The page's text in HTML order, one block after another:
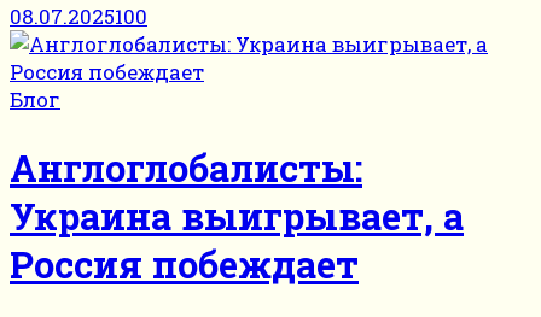
08.07.2025100
Блог
Англоглобалисты:
Украина выигрывает, а
Россия побеждает